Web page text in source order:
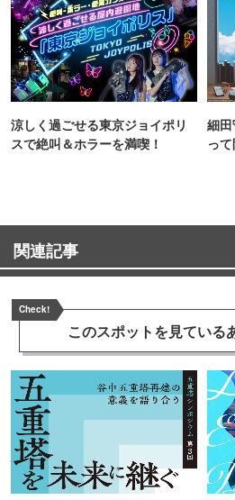
涼しく過ごせる東京ジョイポリ
スで絶叫＆ホラーを満喫！
細
っ
関連記事
Check!
このスポットを見ている